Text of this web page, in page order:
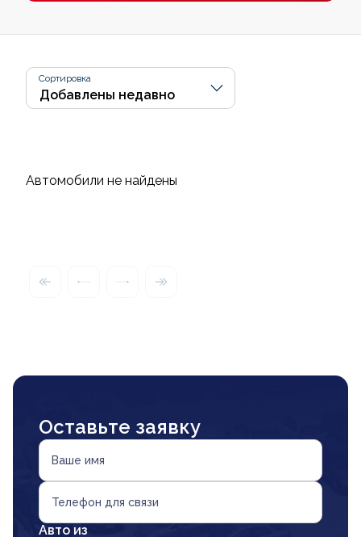
Сортировка
Автомобили не найдены
Оставьте заявку
Ваше имя
Телефон для связи
Авто из